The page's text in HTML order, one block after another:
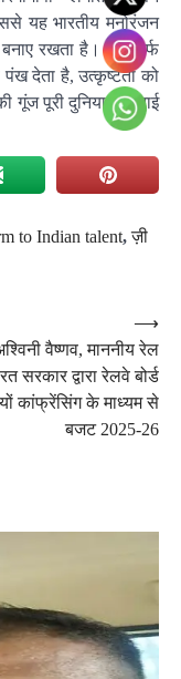
यह भारतीय मनोरंजन
रखता है। यह सिर्फ
देता है, उत्कृष्टता को
गूंज पूरी दुनिया में सुनाई
to Indian talent,ज़ी
वैष्णव, माननीय रेल
सरकार द्वारा रेलवे बोर्ड
कांफ्रेंसिंग के माध्यम से
बजट 2025-26
⟶